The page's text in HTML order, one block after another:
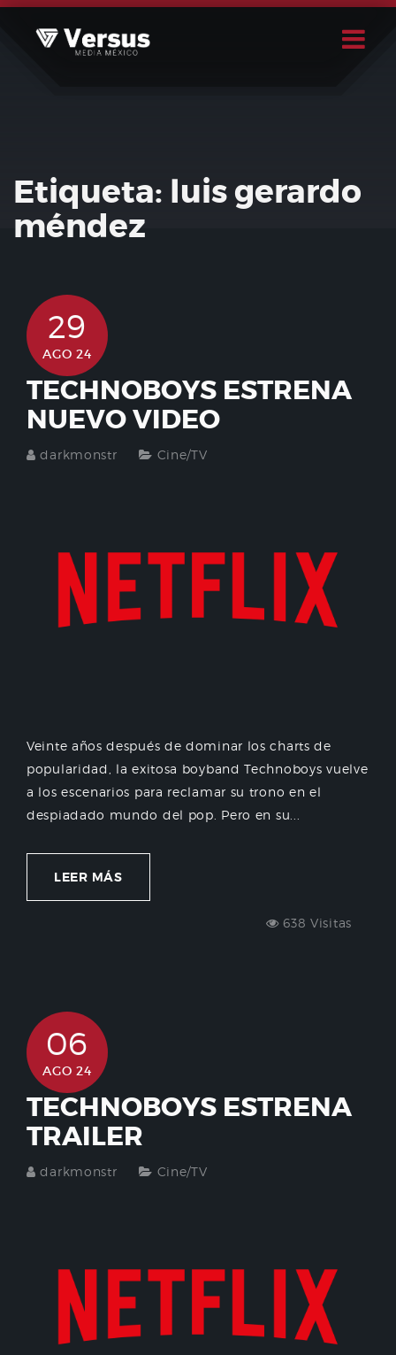
Skip
Etiqueta: luis gerardo
méndez
29
AGO 24
TECHNOBOYS ESTRENA
NUEVO VIDEO
darkmonstr Cine/TV
Veinte años después de dominar los charts de
popularidad, la exitosa boyband Technoboys vuelve
a los escenarios para reclamar su trono en el
despiadado mundo del pop. Pero en su...
LEER MÁS
638 Visitas
06
AGO 24
TECHNOBOYS ESTRENA
TRAILER
darkmonstr Cine/TV